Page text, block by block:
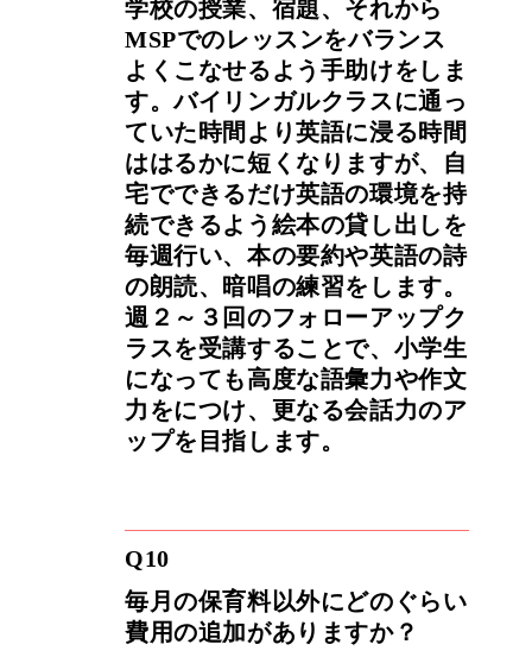
学校の授業、宿題、それから
MSPでのレッスンをバランス
よくこなせるよう手助けをしま
す。バイリンガルクラスに通っ
ていた時間より英語に浸る時間
ははるかに短くなりますが、自
宅でできるだけ英語の環境を持
続できるよう絵本の貸し出しを
毎週行い、本の要約や英語の詩
の朗読、暗唱の練習をします。
週２～３回のフォローアップク
ラスを受講することで、小学生
になっても高度な語彙力や作文
力をにつけ、更なる会話力のア
ップを目指します。
Q10
毎月の保育料以外にどのぐらい
費用の追加がありますか？